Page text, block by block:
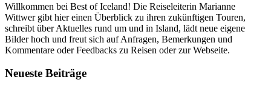
Willkommen bei Best of Iceland! Die Reiseleiterin Marianne
Wittwer gibt hier einen Überblick zu ihren zukünftigen Touren,
schreibt über Aktuelles rund um und in Island, lädt neue eigene
Bilder hoch und freut sich auf Anfragen, Bemerkungen und
Kommentare oder Feedbacks zu Reisen oder zur Webseite.
Neueste Beiträge